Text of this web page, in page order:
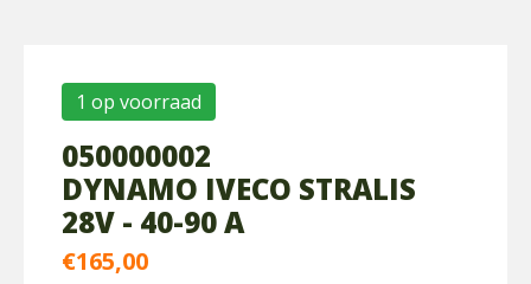
1 op voorraad
050000002
DYNAMO IVECO STRALIS
28V - 40-90 A
€165,00